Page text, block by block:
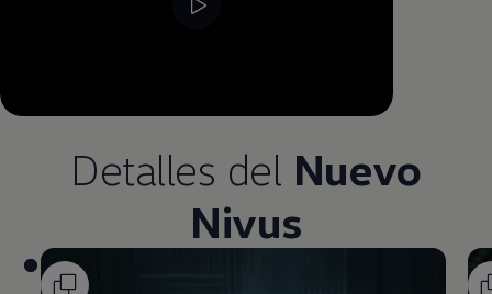
Remaining time, --:--
Detalles del Nuevo
Nivus